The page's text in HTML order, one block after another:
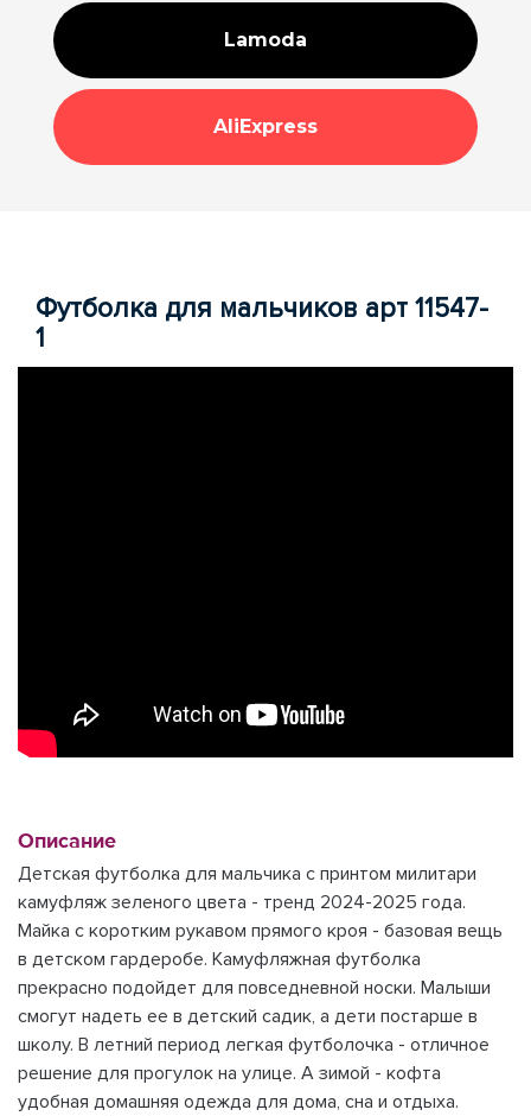
Lamoda
AliExpress
Футболка для мальчиков арт 11547-
1
Описание
Детская футболка для мальчика с принтом милитари
камуфляж зеленого цвета - тренд 2024-2025 года.
Майка с коротким рукавом прямого кроя - базовая вещь
в детском гардеробе. Камуфляжная футболка
прекрасно подойдет для повседневной носки. Малыши
смогут надеть ее в детский садик, а дети постарше в
школу. В летний период легкая футболочка - отличное
решение для прогулок на улице. А зимой - кофта
удобная домашняя одежда для дома, сна и отдыха.